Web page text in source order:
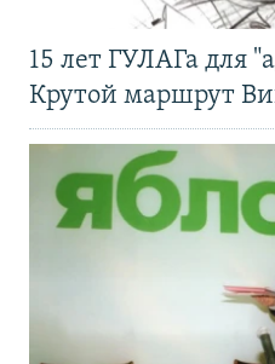
15 лет ГУЛАГа для
Крутой маршрут